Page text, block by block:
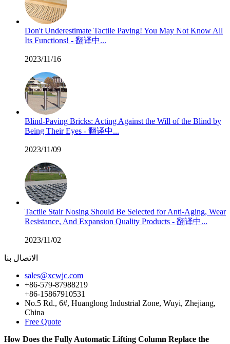
Don't Underestimate Tactile Paving! You May Not Know All
Its Functions! - 翻译中...
2023/11/16
Blind-Paving Bricks: Acting Against the Will of the Blind by
Being Their Eyes - 翻译中...
2023/11/09
Tactile Stair Nosing Should Be Selected for Anti-Aging, Wear
Resistance, And Expansion Quality Products - 翻译中...
2023/11/02
الاتصال بنا
sales@xcwjc.com
+86-579-87988219
+86-15867910531
No.5 Rd., 6#, Huanglong Industrial Zone, Wuyi, Zhejiang,
China
Free Quote
How Does the Fully Automatic Lifting Column Replace the